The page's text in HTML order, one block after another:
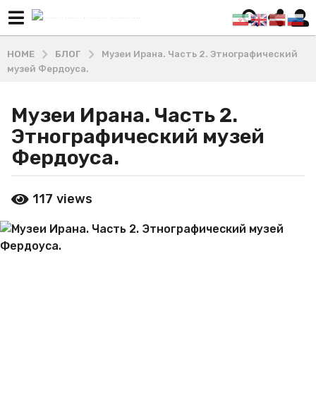
HOME БЛОГ
Музеи Ирана. Часть 2. Этнографический
музей Фердоуса.
9
л
е
т
g
4
г
Музеи Ирана. Часть 2.
Этнографический музей
Фердоуса.
y
а
ш
117 views